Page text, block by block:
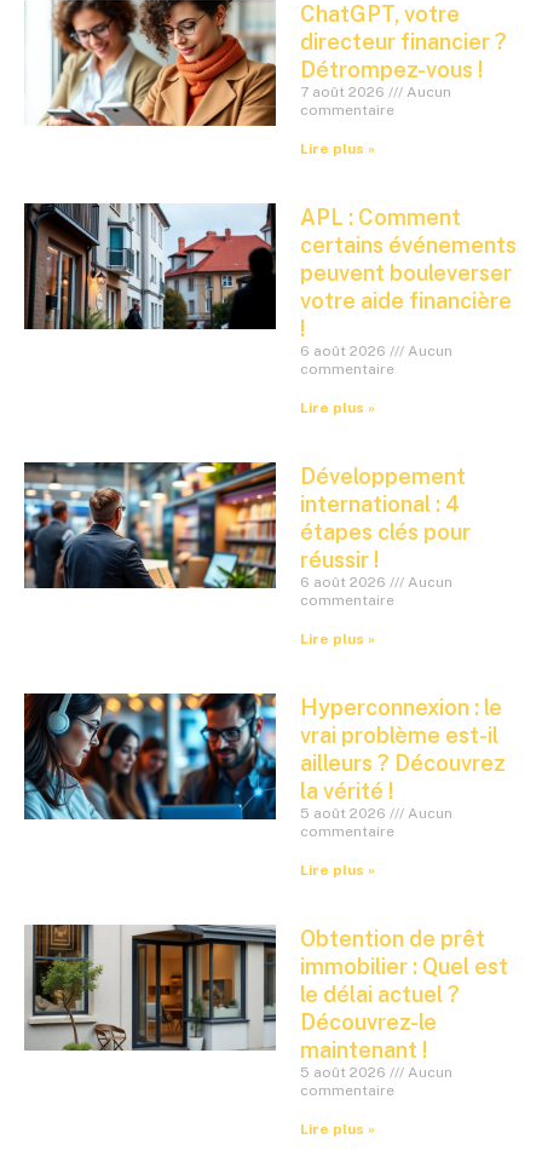
ChatGPT, votre
directeur financier ?
Détrompez-vous !
7 août 2026
Aucun
commentaire
Lire plus »
APL : Comment
certains événements
peuvent bouleverser
votre aide financière
!
6 août 2026
Aucun
commentaire
Lire plus »
Développement
international : 4
étapes clés pour
réussir !
6 août 2026
Aucun
commentaire
Lire plus »
Hyperconnexion : le
vrai problème est-il
ailleurs ? Découvrez
la vérité !
5 août 2026
Aucun
commentaire
Lire plus »
Obtention de prêt
immobilier : Quel est
le délai actuel ?
Découvrez-le
maintenant !
5 août 2026
Aucun
commentaire
Lire plus »